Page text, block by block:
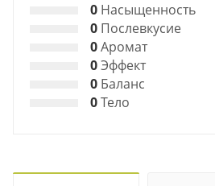
0 Насыщенность
0 Послевкусие
0Аромат
0Эффект
0 Баланс
0Тело